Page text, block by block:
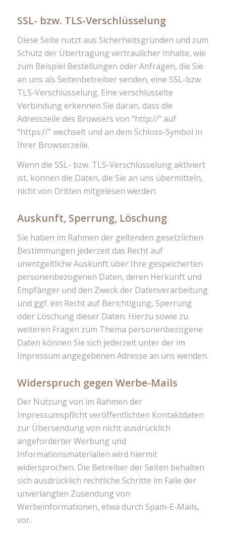
SSL- bzw. TLS-Verschlüsselung
Diese Seite nutzt aus Sicherheitsgründen und zum
Schutz der Übertragung vertraulicher Inhalte, wie
zum Beispiel Bestellungen oder Anfragen, die Sie
an uns als Seitenbetreiber senden, eine SSL-bzw.
TLS-Verschlüsselung. Eine verschlüsselte
Verbindung erkennen Sie daran, dass die
Adresszeile des Browsers von “http://” auf
“https://” wechselt und an dem Schloss-Symbol in
Ihrer Browserzeile.
Wenn die SSL- bzw. TLS-Verschlüsselung aktiviert
ist, können die Daten, die Sie an uns übermitteln,
nicht von Dritten mitgelesen werden.
Auskunft, Sperrung, Löschung
Sie haben im Rahmen der geltenden gesetzlichen
Bestimmungen jederzeit das Recht auf
unentgeltliche Auskunft über Ihre gespeicherten
personenbezogenen Daten, deren Herkunft und
Empfänger und den Zweck der Datenverarbeitung
und ggf. ein Recht auf Berichtigung, Sperrung
oder Löschung dieser Daten. Hierzu sowie zu
weiteren Fragen zum Thema personenbezogene
Daten können Sie sich jederzeit unter der im
Impressum angegebenen Adresse an uns wenden.
Widerspruch gegen Werbe-Mails
Der Nutzung von im Rahmen der
Impressumspflicht veröffentlichten Kontaktdaten
zur Übersendung von nicht ausdrücklich
angeforderter Werbung und
Informationsmaterialien wird hiermit
widersprochen. Die Betreiber der Seiten behalten
sich ausdrücklich rechtliche Schritte im Falle der
unverlangten Zusendung von
Werbeinformationen, etwa durch Spam-E-Mails,
vor.